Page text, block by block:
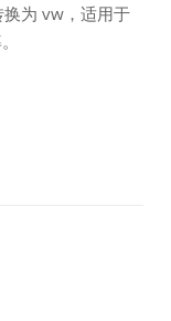
为 vw，适用于